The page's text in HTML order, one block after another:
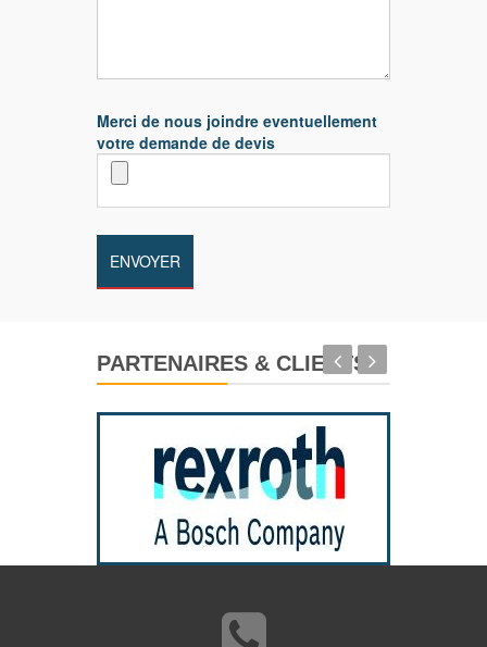
Merci de nous joindre eventuellement
votre demande de devis
PARTENAIRES & CLIENTS